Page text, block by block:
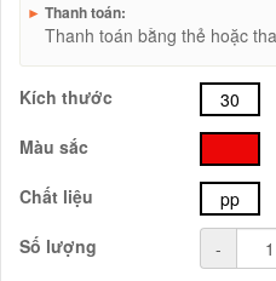
► Thanh toán:
Thanh toán bằng thẻ hoặc
Kích thước
30
Màu sắc
Chất liệu
pp
Số lượng
-